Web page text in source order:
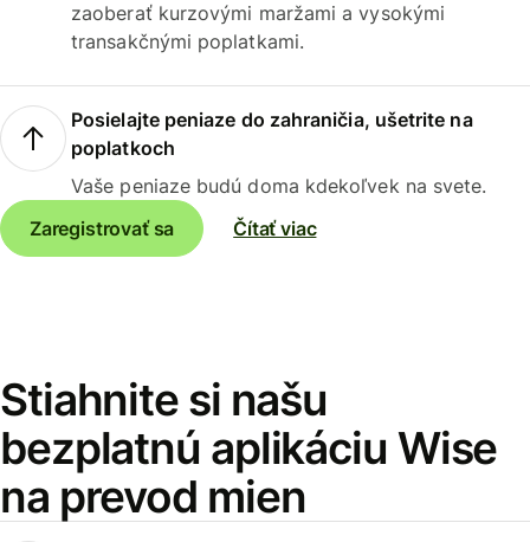
zaoberať kurzovými maržami a vysokými
transakčnými poplatkami.
Posielajte peniaze do zahraničia, ušetrite na
poplatkoch
Vaše peniaze budú doma kdekoľvek na svete.
Zaregistrovať sa
Čítať viac
Stiahnite si našu
bezplatnú aplikáciu Wise
na prevod mien